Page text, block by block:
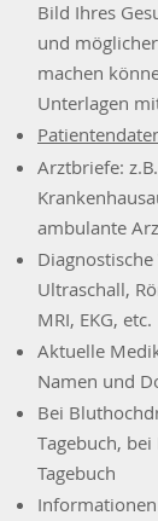
Bild Ihres
und
machen
Unterlagen
Arztbriefe: z.
ambulante
Diagnostische
Ultraschall, R
MRI, EKG, etc.
Aktuelle
Namen und
Bei
Tagebuch,
Tagebuch